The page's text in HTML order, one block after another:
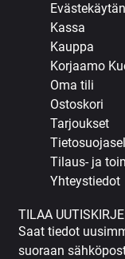
Kassa
Kauppa
Korjaamo
Oma tili
Ostoskori
Tarjoukset
Tilaus- ja
Yhteystiedot
TILAA
Saat tiedot
suoraan